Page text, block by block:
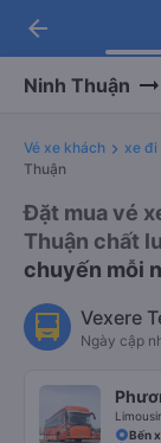
arrow_back
Ninh Thuận
Vé xe khách xe đi
Thuận
Đặt mua vé
Thuận chất
chuyến mỗi
Vexere
Ngày cập
Bến